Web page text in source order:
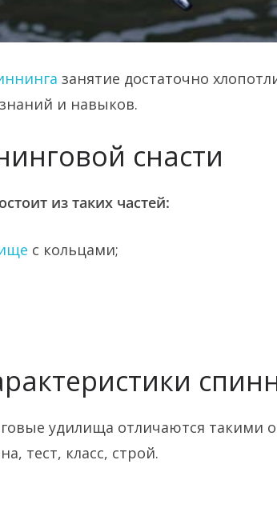
занятие достаточно
и навыков.
снасти
из таких частей:
с кольцами;
удилища отличаются такими
тест, класс, строй.